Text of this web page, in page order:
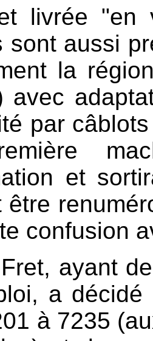
livrée "en
sont aussi
la
avec
par
et
être
confusion
ayant
a
à 7235